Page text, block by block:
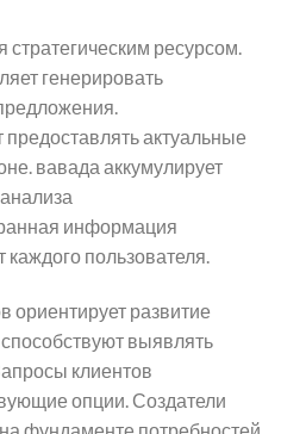
ресурсом.
генерировать
актуальные
вавада аккумулирует
информация
пользователя.
ориентирует развитие
выявлять
клиентов
опции. Создатели